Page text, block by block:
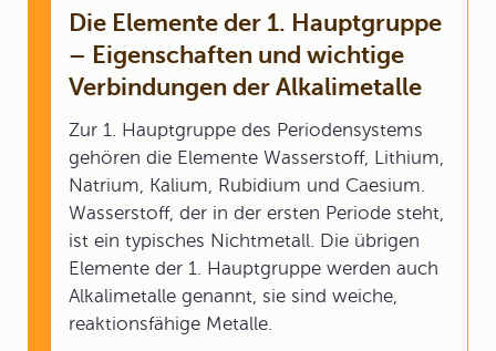
Die Elemente der 1. Hauptgruppe
– Eigenschaften und wichtige
Verbindungen der Alkalimetalle
Zur 1. Hauptgruppe des Periodensystems
gehören die Elemente Wasserstoff, Lithium,
Natrium, Kalium, Rubidium und Caesium.
Wasserstoff, der in der ersten Periode steht,
ist ein typisches Nichtmetall. Die übrigen
Elemente der 1. Hauptgruppe werden auch
Alkalimetalle genannt, sie sind weiche,
reaktionsfähige Metalle.